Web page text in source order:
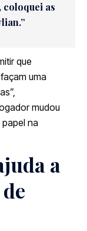
coloquei as
que
uma
mudou
na
a